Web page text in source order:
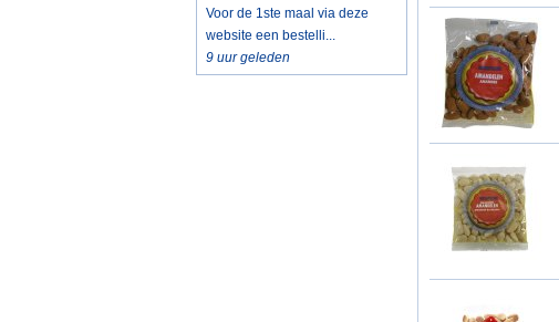
Voor de 1ste maal via deze
website een bestelli...
9 uur geleden